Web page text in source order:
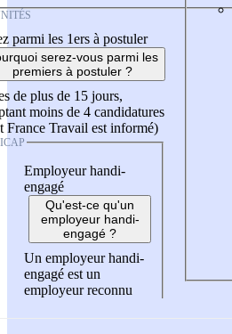
parmi les 1ers à postuler
serez-vous parmi les
premiers à postuler ?
de plus de 15 jours,
moins de 4 candidatures
France Travail est informé)
Employeur handi-
engagé
Qu'est-ce qu'un
employeur handi-
engagé ?
Un employeur handi-
engagé est un
employeur reconnu